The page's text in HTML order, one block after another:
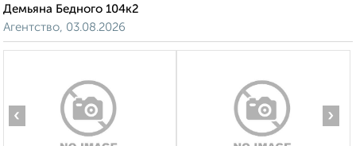
Демьяна Бедного 104к2
Агентство, 03.08.2026
‹ ›